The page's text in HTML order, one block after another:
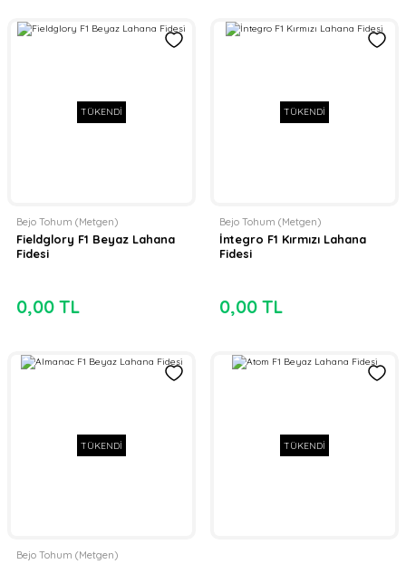
TÜKENDİ
Bejo Tohum (Metgen)
Fieldglory F1 Beyaz Lahana
Fidesi
0,00 TL
TÜKENDİ
Bejo Tohum (Metgen)
İntegro F1 Kırmızı Lahana
Fidesi
0,00 TL
TÜKENDİ
Bejo Tohum (Metgen)
TÜKENDİ